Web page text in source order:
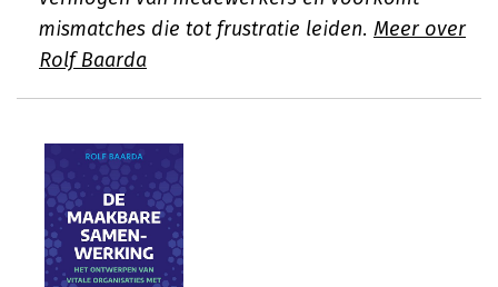
mismatches die tot frustratie leiden. Meer over
Rolf Baarda